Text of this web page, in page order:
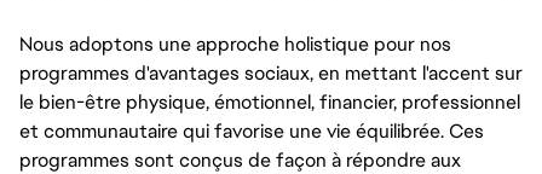
Nous adoptons une approche holistique pour nos
programmes d'avantages sociaux, en mettant l'accent sur
le bien-être physique, émotionnel, financier, professionnel
et communautaire qui favorise une vie équilibrée. Ces
programmes sont conçus de façon à répondre aux